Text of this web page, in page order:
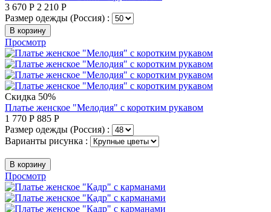
3 670 Р 2 210 Р
Размер одежды (Россия) :
В корзину
Просмотр
Скидка 50%
Платье женское "Мелодия" с коротким рукавом
1 770 Р 885 Р
Размер одежды (Россия) :
Варианты рисунка :
В корзину
Просмотр